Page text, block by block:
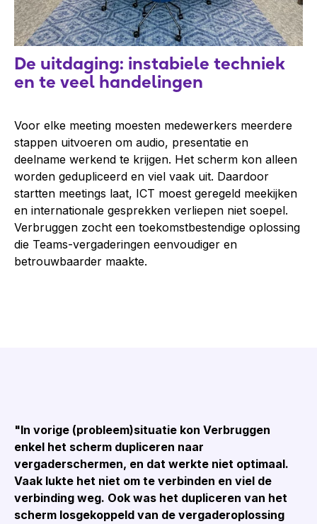
De uitdaging: instabiele techniek
en te veel handelingen
Voor elke meeting moesten medewerkers meerdere
stappen uitvoeren om audio, presentatie en
deelname werkend te krijgen. Het scherm kon alleen
worden gedupliceerd en viel vaak uit. Daardoor
startten meetings laat, ICT moest geregeld meekijken
en internationale gesprekken verliepen niet soepel.
Verbruggen zocht een toekomstbestendige oplossing
die Teams-vergaderingen eenvoudiger en
betrouwbaarder maakte.
"In vorige (probleem)situatie kon Verbruggen
enkel het scherm dupliceren naar
vergaderschermen, en dat werkte niet optimaal.
Vaak lukte het niet om te verbinden en viel de
verbinding weg. Ook was het dupliceren van het
scherm losgekoppeld van de vergaderoplossing